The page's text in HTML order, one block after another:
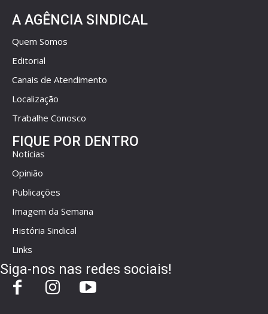
A AGÊNCIA SINDICAL
Quem Somos
Editorial
Canais de Atendimento
Localização
Trabalhe Conosco
FIQUE POR DENTRO
Notícias
Opinião
Publicações
Imagem da Semana
História Sindical
Links
Siga-nos nas redes sociais!